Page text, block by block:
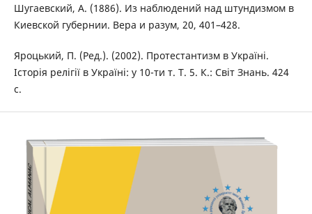
Шугаевский, А. (1886). Из наблюдений над штундизмом в
Киевской губернии. Вера и разум, 20, 401–428.
Яроцький, П. (Ред.). (2002). Протестантизм в Україні.
Історія релігії в Україні: у 10-ти т. Т. 5. К.: Світ Знань. 424
с.